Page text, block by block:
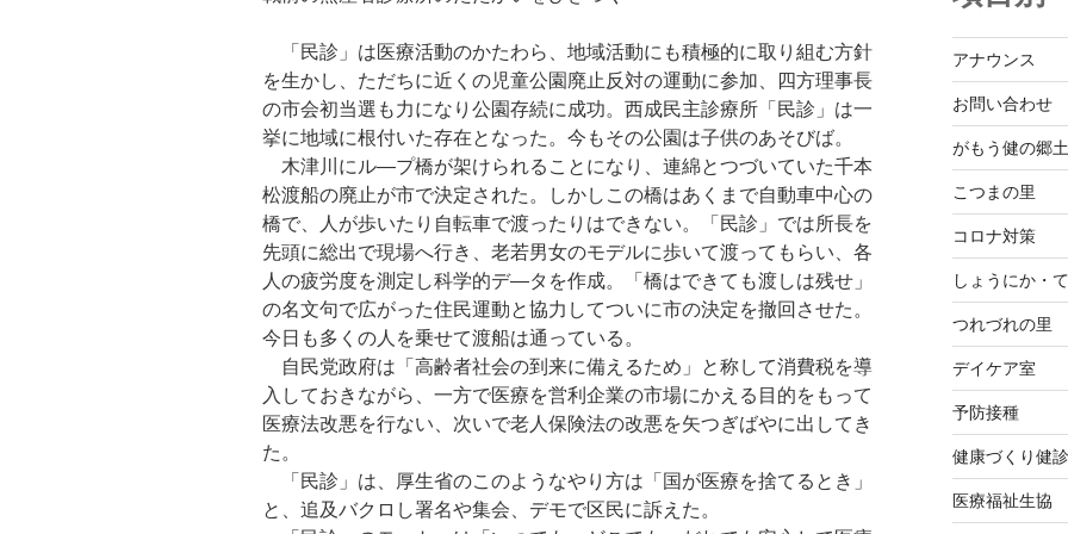
「民診」は医療活動のかたわら、地域活動にも積極的に取り組む方針
を生かし、ただちに近くの児童公園廃止反対の運動に参加、四方理事長
の市会初当選も力になり公園存続に成功。西成民主診療所「民診」は一
挙に地域に根付いた存在となった。今もその公園は子供のあそびば。
木津川にル—プ橋が架けられることになり、連綿とつづいていた千本
松渡船の廃止が市で決定された。しかしこの橋はあくまで自動車中心の
橋で、人が歩いたり自転車で渡ったりはできない。「民診」では所長を
先頭に総出で現場へ行き、老若男女のモデルに歩いて渡ってもらい、各
人の疲労度を測定し科学的デ—タを作成。「橋はできても渡しは残せ」
の名文句で広がった住民運動と協力してついに市の決定を撤回させた。
今日も多くの人を乗せて渡船は通っている。
自民党政府は「高齢者社会の到来に備えるため」と称して消費税を導
入しておきながら、一方で医療を営利企業の市場にかえる目的をもって
医療法改悪を行ない、次いで老人保険法の改悪を矢つぎばやに出してき
た。
「民診」は、厚生省のこのようなやり方は「国が医療を捨てるとき」
と、追及バクロし署名や集会、デモで区民に訴えた。
アナウンス
お問い合わせ
がもう健の郷
こつまの里
コロナ対策
しょうにか・
つれづれの里
デイケア室
予防接種
健康づくり健診
医療福祉生協